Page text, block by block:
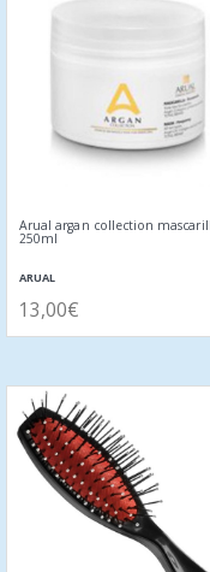
Arual argan collection
250ml
ARUAL
13,00€